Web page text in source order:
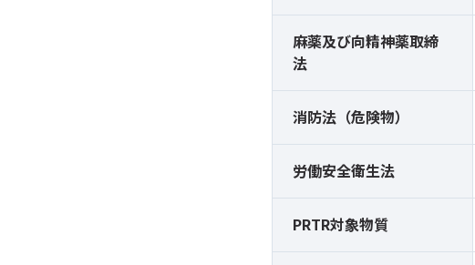
麻薬及び向精神薬取締
法
消防法（危険物）
労働安全衛生法
PRTR対象物質